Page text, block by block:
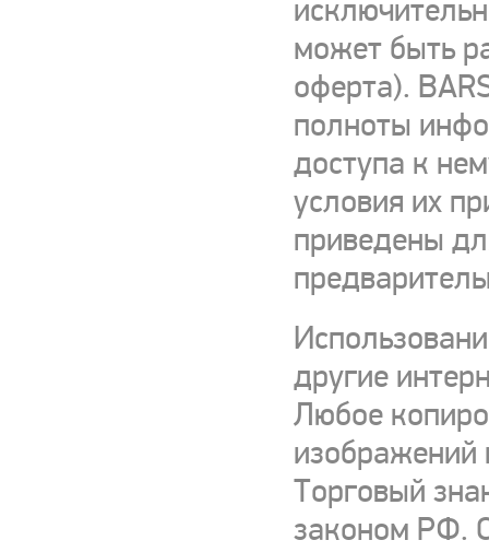
может быть
оферта).
полноты
доступа к
условия их
приведены
другие
Любое
изображений
Торговый
законом РФ.